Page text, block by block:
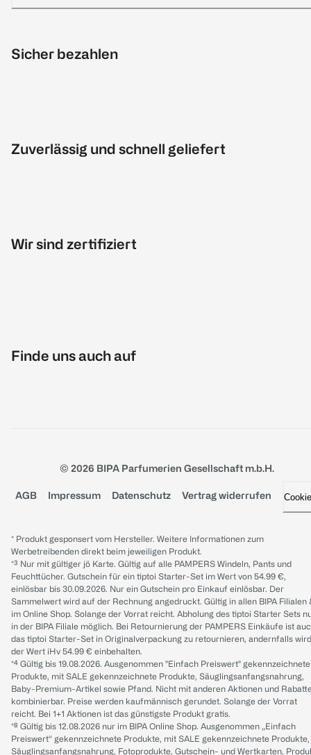
Sicher bezahlen
Zuverlässig und schnell geliefert
Wir sind zertifiziert
Finde uns auch auf
© 2026 BIPA Parfumerien Gesellschaft m.b.H.
AGB Impressum Datenschutz Vertrag widerrufen
* Produkt gesponsert vom Hersteller. Weitere Informationen zum
Werbetreibenden direkt beim jeweiligen Produkt.
*³ Nur mit gültiger jö Karte. Gültig auf alle PAMPERS Windeln, Pants und
Feuchttücher. Gutschein für ein tiptoi Starter-Set im Wert von 54.99 €,
einlösbar bis 30.09.2026. Nur ein Gutschein pro Einkauf einlösbar. Der
Sammelwert wird auf der Rechnung angedruckt. Gültig in allen BIPA Filialen
im Online Shop. Solange der Vorrat reicht. Abholung des tiptoi Starter Sets
in der BIPA Filiale möglich. Bei Retournierung der PAMPERS Einkäufe ist
das tiptoi Starter-Set in Originalverpackung zu retournieren, andernfalls wird
der Wert iHv 54.99 € einbehalten.
*⁴ Gültig bis 19.08.2026. Ausgenommen "Einfach Preiswert" gekennzeichnete
Produkte, mit SALE gekennzeichnete Produkte, Säuglingsanfangsnahrung,
Baby-Premium-Artikel sowie Pfand. Nicht mit anderen Aktionen und
kombinierbar. Preise werden kaufmännisch gerundet. Solange der Vorrat
reicht. Bei 1+1 Aktionen ist das günstigste Produkt gratis.
*⁸ Gültig bis 12.08.2026 nur im BIPA Online Shop. Ausgenommen „Einfach
Preiswert“ gekennzeichnete Produkte, mit SALE gekennzeichnete Produkte,
Säuglingsanfangsnahrung, Fotoprodukte, Gutschein- und Wertkarten,